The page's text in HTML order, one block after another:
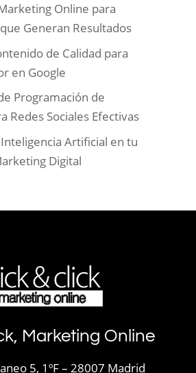
Online para
Generan Resultados
de Calidad para
en Google
Programación de
Redes Sociales Efectivas
Artificial en tu
Digital
Marketing Online
5, 1ºF – 28007 Madrid